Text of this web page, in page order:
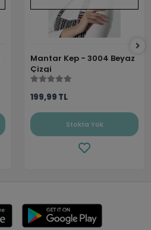
Mantar Kep - 3004 Beyaz
Çizgi
199,99 TL
Stokta Yok